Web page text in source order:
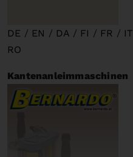
DE / EN / DA / FI / FR / IT
RO
Kantenanleimmaschinen